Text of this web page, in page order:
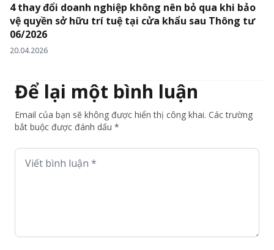
4 thay đổi doanh nghiệp không nên bỏ qua khi bảo
vệ quyền sở hữu trí tuệ tại cửa khẩu sau Thông tư
06/2026
20.04.2026
Để lại một bình luận
Email của bạn sẽ không được hiển thị công khai. Các trường
bắt buộc được đánh dấu *
Viết bình luận *